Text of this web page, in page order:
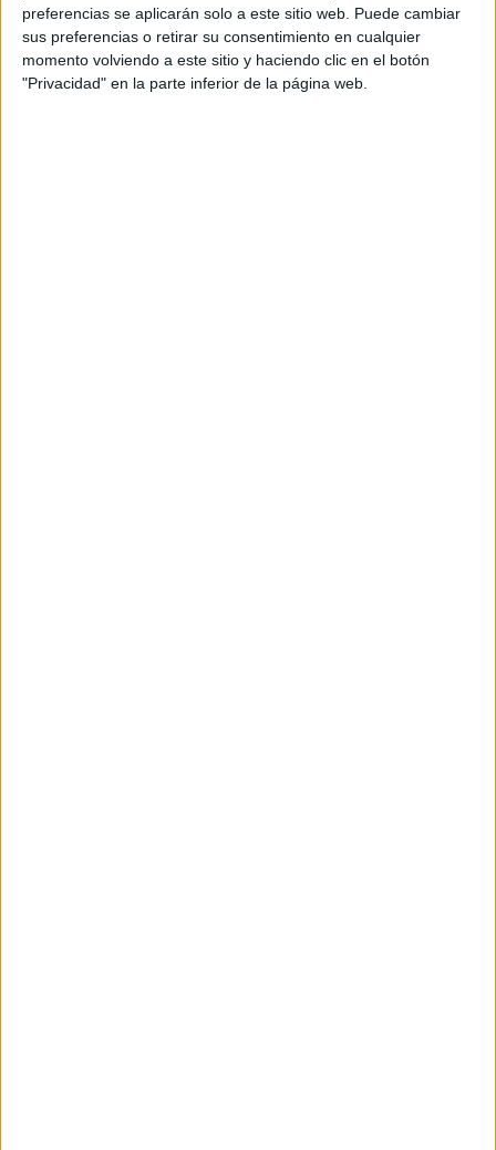
preferencias se aplicarán solo a este sitio web. Puede cambiar
sus preferencias o retirar su consentimiento en cualquier
momento volviendo a este sitio y haciendo clic en el botón
"Privacidad" en la parte inferior de la página web.
Los casos activos aumentan en un enfermo, de 21 a 22, e
Ingesa no ha confirmado ninguna recuperación del virus al
cierre de este martes. En estos momentos hay dos brotes
activos de ámbito familiar con dos y tres casos.